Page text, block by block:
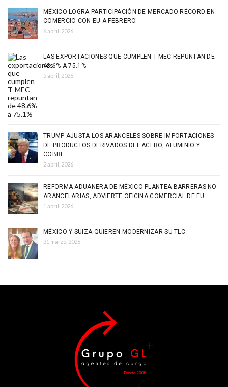
MÉXICO LOGRA PARTICIPACIÓN DE MERCADO RÉCORD EN
COMERCIO CON EU A FEBRERO
6 abril, 2026
LAS EXPORTACIONES QUE CUMPLEN T-MEC REPUNTAN DE
48.6% A 75.1%
5 abril, 2026
TRUMP AJUSTA LOS ARANCELES SOBRE IMPORTACIONES
DE PRODUCTOS DERIVADOS DEL ACERO, ALUMINIO Y
COBRE.
2 abril, 2026
REFORMA ADUANERA DE MÉXICO PLANTEA BARRERAS NO
ARANCELARIAS, ADVIERTE OFICINA COMERCIAL DE EU
1 abril, 2026
MÉXICO Y SUIZA QUIEREN MODERNIZAR SU TLC
31 marzo, 2026